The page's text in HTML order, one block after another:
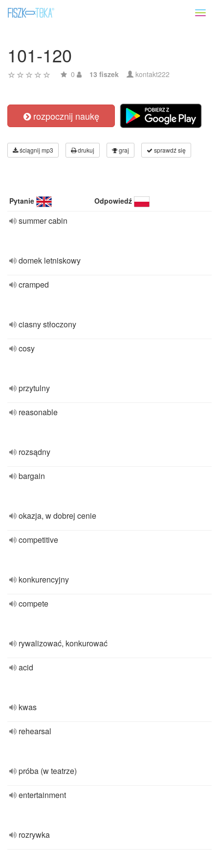
101-120
0 13 fiszek kontakt222
rozpocznij naukę
ściągnij mp3 drukuj graj sprawdź się
Pytanie Odpowiedź
summer cabin
domek letniskowy
cramped
ciasny stłoczony
cosy
przytulny
reasonable
rozsądny
bargain
okazja, w dobrej cenie
competitive
konkurencyjny
compete
rywalizować, konkurować
acid
kwas
rehearsal
próba (w teatrze)
entertainment
rozrywka